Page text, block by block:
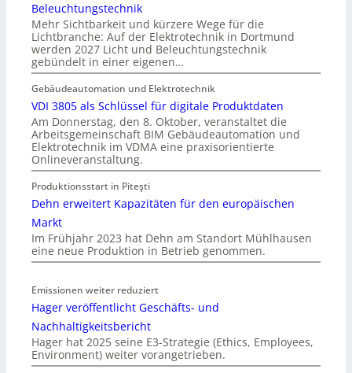
Beleuchtungstechnik
Mehr Sichtbarkeit und kürzere Wege für die
Lichtbranche: Auf der Elektrotechnik in Dortmund
werden 2027 Licht und Beleuchtungstechnik
gebündelt in einer eigenen…
Gebäudeautomation und Elektrotechnik
VDI 3805 als Schlüssel für digitale Produktdaten
Am Donnerstag, den 8. Oktober, veranstaltet die
Arbeitsgemeinschaft BIM Gebäudeautomation und
Elektrotechnik im VDMA eine praxisorientierte
Onlineveranstaltung.
Produktionsstart in Piteşti
Dehn erweitert Kapazitäten für den europäischen
Markt
Im Frühjahr 2023 hat Dehn am Standort Mühlhausen
eine neue Produktion in Betrieb genommen.
Emissionen weiter reduziert
Hager veröffentlicht Geschäfts- und
Nachhaltigkeitsbericht
Hager hat 2025 seine E3-Strategie (Ethics, Employees,
Environment) weiter vorangetrieben.